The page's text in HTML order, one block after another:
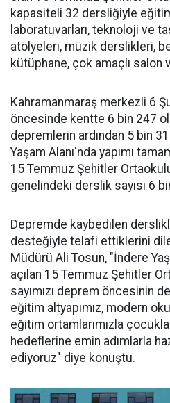
kapasiteli 32 dersliğiyle
laboratuvarları, teknoloji ve
atölyeleri, müzik derslikleri,
kütüphane, çok amaçlı salon
Kahramanmaraş merkezli 6
öncesinde kentte 6 bin 247
depremlerin ardından 5 bin
Yaşam Alanı'nda yapımı
15 Temmuz Şehitler
genelindeki derslik sayısı 6
Depremde kaybedilen
desteğiyle telafi ettiklerini
Müdürü Ali Tosun, "İndere
açılan 15 Temmuz Şehitler
sayımızı deprem öncesinin
eğitim altyapımız, modern
eğitim ortamlarımızla
hedeflerine emin adımlarla
ediyoruz" diye konuştu.